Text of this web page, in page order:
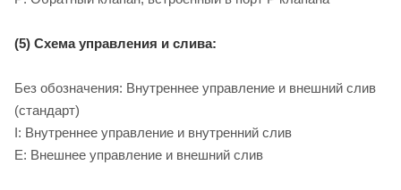
(5) Схема управления и слива:
Без обозначения: Внутреннее управление и внешний слив
(стандарт)
I: Внутреннее управление и внутренний слив
E: Внешнее управление и внешний слив